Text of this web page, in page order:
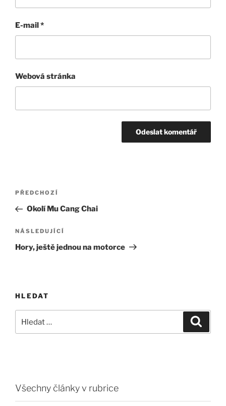
E-mail *
Webová stránka
Navigace
příspěvek
Předchozí
příspěvek
PŘEDCHOZÍ
Okolí Mu Cang Chai
Následující
příspěvek
NÁSLEDUJÍCÍ
Hory, ještě jednou na motorce
HLEDAT
Všechny články v rubrice